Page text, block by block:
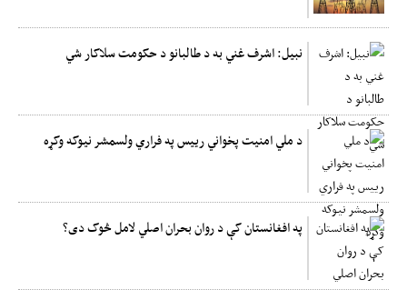
نبیل: اشرف غني به د طالبانو د حکومت سلاکار شي
د ملي امنیت پخواني رییس په فراري ولسمشر نیوکه وکړه
په افغانستان کې د روان بحران اصلي لامل څوک دی؟